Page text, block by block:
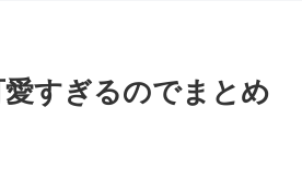
愛すぎるのでまとめ